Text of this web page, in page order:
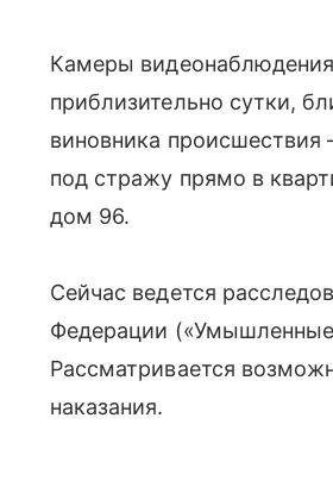
Камеры видеонаблюдения
приблизительно сутки,
виновника
под стражу прямо в
дом 96.
Сейчас ведется
Федерации
Рассматривается
наказания.